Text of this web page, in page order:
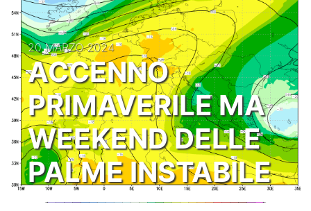
20 MARZO 2024
ACCENNO
PRIMAVERILE MA
WEEKEND DELLE
PALME INSTABILE